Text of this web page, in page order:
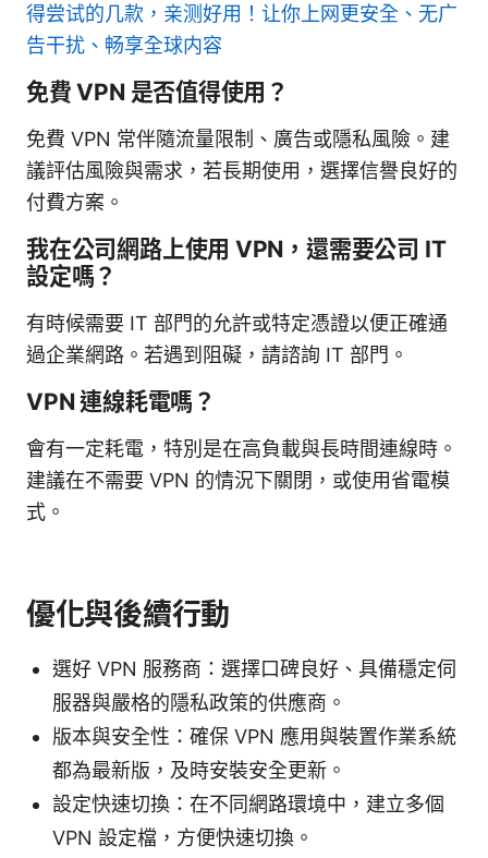
得尝试的几款，亲测好用！让你上网更安全、无广
告干扰、畅享全球内容
免費 VPN 是否值得使用？
免費 VPN 常伴隨流量限制、廣告或隱私風險。建
議評估風險與需求，若長期使用，選擇信譽良好的
付費方案。
我在公司網路上使用 VPN，還需要公司 IT
設定嗎？
有時候需要 IT 部門的允許或特定憑證以便正確通
過企業網路。若遇到阻礙，請諮詢 IT 部門。
VPN 連線耗電嗎？
會有一定耗電，特別是在高負載與長時間連線時。
建議在不需要 VPN 的情況下關閉，或使用省電模
式。
優化與後續行動
選好 VPN 服務商：選擇口碑良好、具備穩定伺
服器與嚴格的隱私政策的供應商。
版本與安全性：確保 VPN 應用與裝置作業系統
都為最新版，及時安裝安全更新。
設定快速切換：在不同網路環境中，建立多個
VPN 設定檔，方便快速切換。